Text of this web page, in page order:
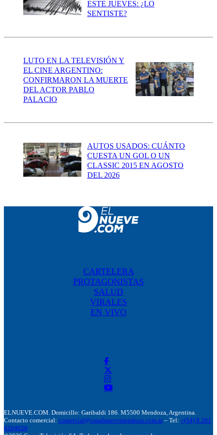
ESTE JUEVES: ¿LO
SENTISTE?
LUTO EN LA TELEVISIÓN Y
EL CINE ARGENTINO:
CONFIRMARON LA MUERTE
DEL ACTOR PABLO
PALACIO
AUTOS USADOS: CUÁNTO
CUESTA UN GOL O UN
CLASSIC 2015 EN AGOSTO
DEL 2026
CARTELERA
PROTAGONISTAS
SALUD
VIRALES
EN VIVO
ELNUEVE.COM. Domicillo: Garibaldi 186. M5500 Mendoza, Argentina.
Contacto comercial: comercial@canalnuevemendoza.com.ar – Tel: +(54) 9 261
4204020